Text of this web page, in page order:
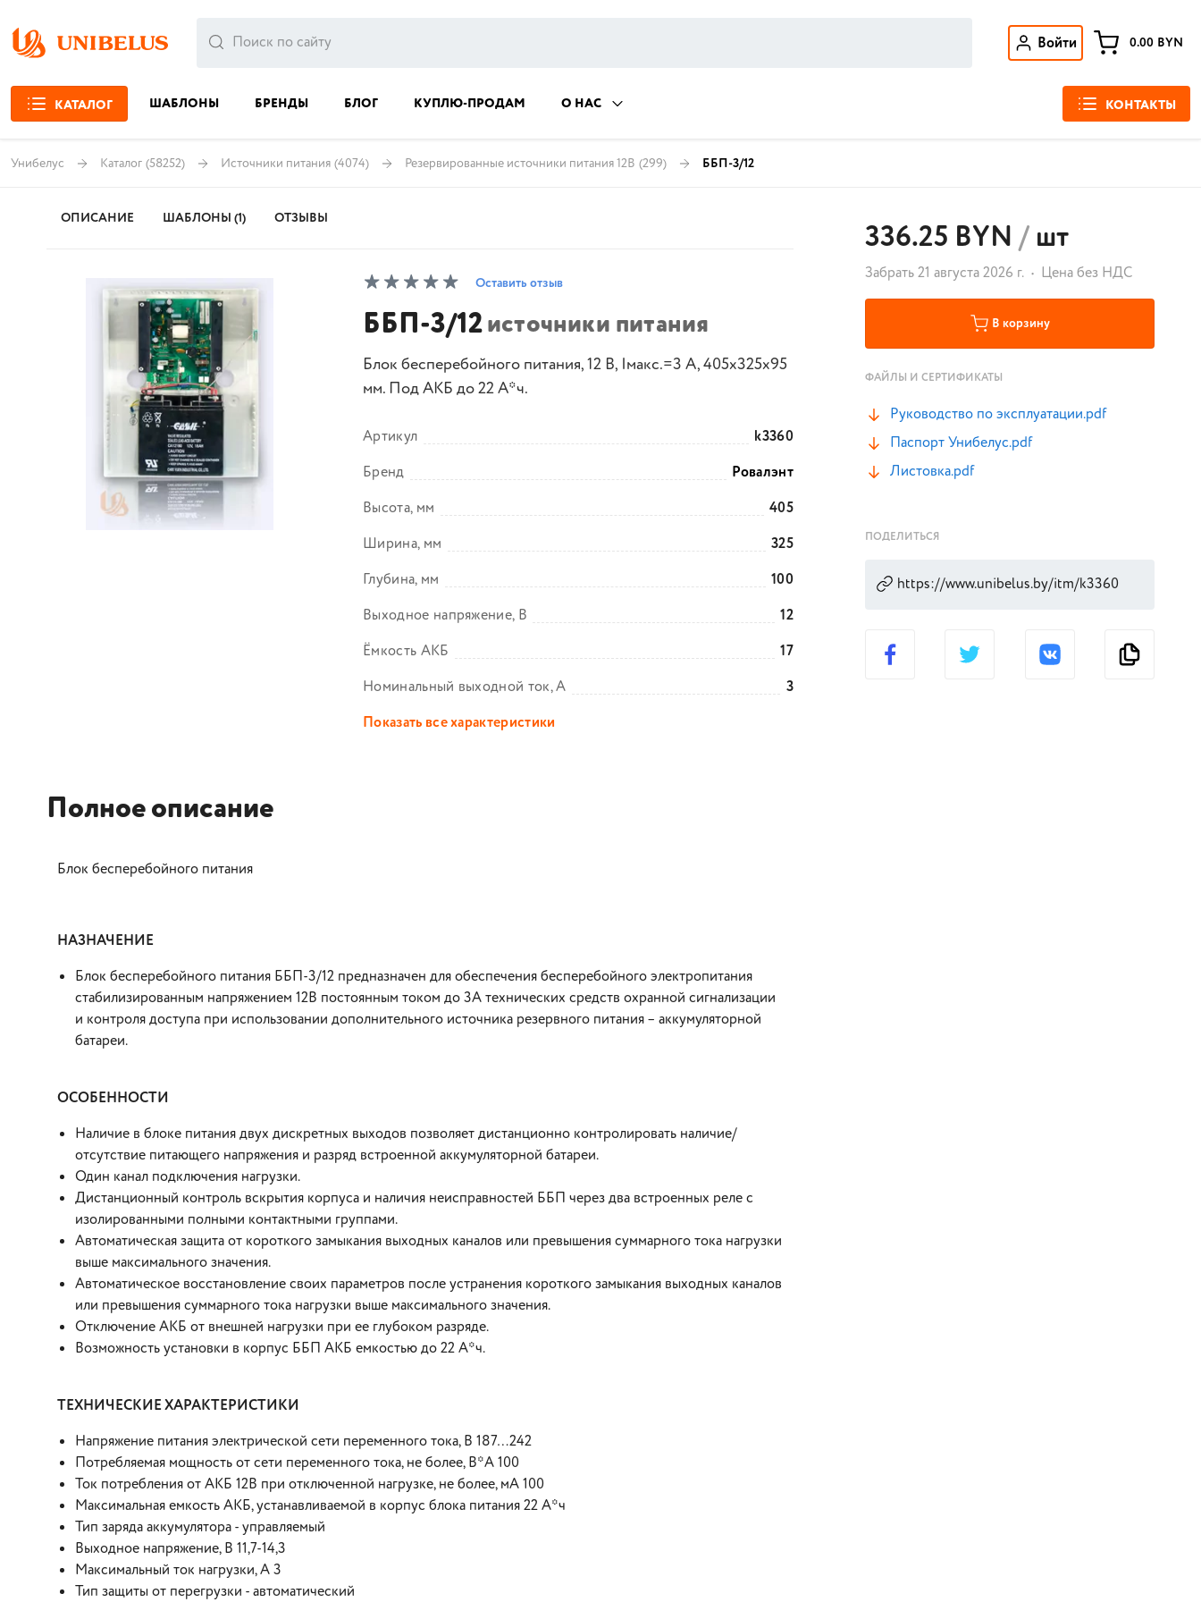
Войти 0.00 BYN
КАТАЛОГ ШАБЛОНЫ БРЕНДЫ БЛОГ КУПЛЮ-ПРОДАМ О НАС КОНТАКТЫ
Унибелус Каталог (58252) Источники питания (4074) Резервированные источники питания 12В (299) ББП-3/12
ОПИСАНИЕ ШАБЛОНЫ (1) ОТЗЫВЫ
Оставить отзыв
ББП-3/12источники питания
Блок бесперебойного питания, 12 В, Iмакс.=3 А, 405х325х95
мм. Под АКБ до 22 А*ч.
Артикул
k3360
Бренд
Ровалэнт
Высота, мм
405
Ширина, мм
325
Глубина, мм
100
Выходное напряжение, В
12
Ёмкость АКБ
17
Номинальный выходной ток, А
3
Показать все характеристики
Полное описание
Блок бесперебойного питания
НАЗНАЧЕНИЕ
Блок бесперебойного питания ББП-3/12 предназначен для обеспечения бесперебойного электропитания
стабилизированным напряжением 12В постоянным током до 3А технических средств охранной сигнализации
и контроля доступа при использовании дополнительного источника резервного питания – аккумуляторной
батареи.
ОСОБЕННОСТИ
Наличие в блоке питания двух дискретных выходов позволяет дистанционно контролировать наличие/
отсутствие питающего напряжения и разряд встроенной аккумуляторной батареи.
Один канал подключения нагрузки.
Дистанционный контроль вскрытия корпуса и наличия неисправностей ББП через два встроенных реле с
изолированными полными контактными группами.
Автоматическая защита от короткого замыкания выходных каналов или превышения суммарного тока нагрузки
выше максимального значения.
Автоматическое восстановление своих параметров после устранения короткого замыкания выходных каналов
или превышения суммарного тока нагрузки выше максимального значения.
Отключение АКБ от внешней нагрузки при ее глубоком разряде.
Возможность установки в корпус ББП АКБ емкостью до 22 А*ч.
ТЕХНИЧЕСКИЕ ХАРАКТЕРИСТИКИ
Напряжение питания электрической сети переменного тока, В 187…242
Потребляемая мощность от сети переменного тока, не более, В*А 100
Ток потребления от АКБ 12В при отключенной нагрузке, не более, мА 100
Максимальная емкость АКБ, устанавливаемой в корпус блока питания 22 А*ч
Тип заряда аккумулятора - управляемый
Выходное напряжение, В 11,7-14,3
Максимальный ток нагрузки, А 3
Тип защиты от перегрузки - автоматический
336.25 BYN/шт
Забрать 21 августа 2026 г. Цена без НДС
В корзину
ФАЙЛЫ И СЕРТИФИКАТЫ
Руководство по эксплуатации.pdf
Паспорт Унибелус.pdf
Листовка.pdf
ПОДЕЛИТЬСЯ